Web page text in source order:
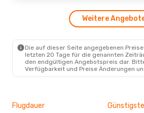
- Do., 5. Nov.
Pegasus Airlines
1 Zwischenstopp
BER- ATH
Weitere
Die auf dieser Seite angegebenen
letzten 20 Tage für die genannten
den endgültigen Angebotspreis dar.
Verfügbarkeit und Preise Änderungen
Flugdauer